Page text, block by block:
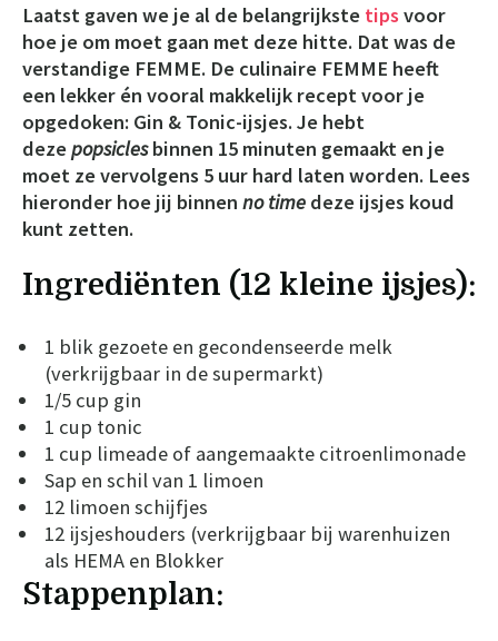
Laatst gaven we je al de belangrijkste tipsvoor
hoe je om moet gaan met deze hitte. Dat was de
verstandige FEMME. De culinaire FEMME heeft
een lekker én vooral makkelijk recept voor je
opgedoken: Gin & Tonic-ijsjes. Je hebt
dezepopsiclesbinnen 15 minuten gemaakt en je
moet ze vervolgens 5 uur hard laten worden. Lees
hieronder hoe jij binnen no time deze ijsjes koud
kunt zetten.
Ingrediënten (12 kleine ijsjes):
1 blik gezoete en gecondenseerde melk
(verkrijgbaar in de supermarkt)
1/5 cup gin
1 cup tonic
1 cup limeade of aangemaakte citroenlimonade
Sap en schil van 1 limoen
12 limoen schijfjes
12 ijsjeshouders (verkrijgbaar bij warenhuizen
als HEMA en Blokker
Stappenplan: